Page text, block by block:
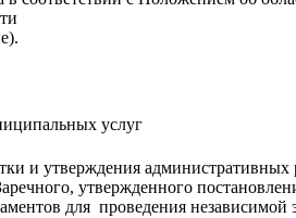
услуг
и утверждения
утвержденного
для проведения независимой